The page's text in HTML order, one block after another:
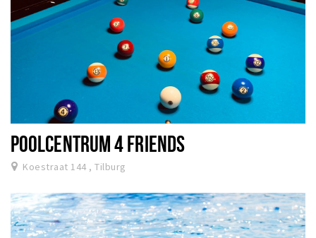
POOLCENTRUM 4 FRIENDS
Koestraat 144 , Tilburg